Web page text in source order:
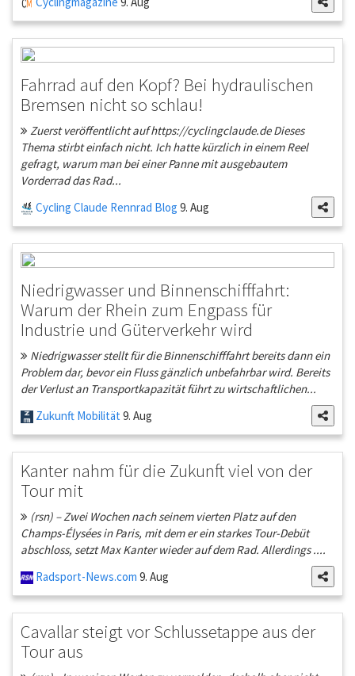
Fahrrad auf den Kopf? Bei hydraulischen
Bremsen nicht so schlau!
Zuerst veröffentlicht auf https://cyclingclaude.de Dieses
Thema stirbt einfach nicht. Ich hatte kürzlich in einem Reel
gefragt, warum man bei einer Panne mit ausgebautem
Vorderrad das Rad...
Cycling Claude Rennrad Blog 9. Aug
Niedrigwasser und Binnenschifffahrt:
Warum der Rhein zum Engpass für
Industrie und Güterverkehr wird
Niedrigwasser stellt für die Binnenschifffahrt bereits dann ein
Problem dar, bevor ein Fluss gänzlich unbefahrbar wird. Bereits
der Verlust an Transportkapazität führt zu wirtschaftlichen...
Zukunft Mobilität 9. Aug
Kanter nahm für die Zukunft viel von der
Tour mit
(rsn) – Zwei Wochen nach seinem vierten Platz auf den
Champs-Élysées in Paris, mit dem er ein starkes Tour-Debüt
abschloss, setzt Max Kanter wieder auf dem Rad. Allerdings ....
Radsport-News.com 9. Aug
Cavallar steigt vor Schlussetappe aus der
Tour aus